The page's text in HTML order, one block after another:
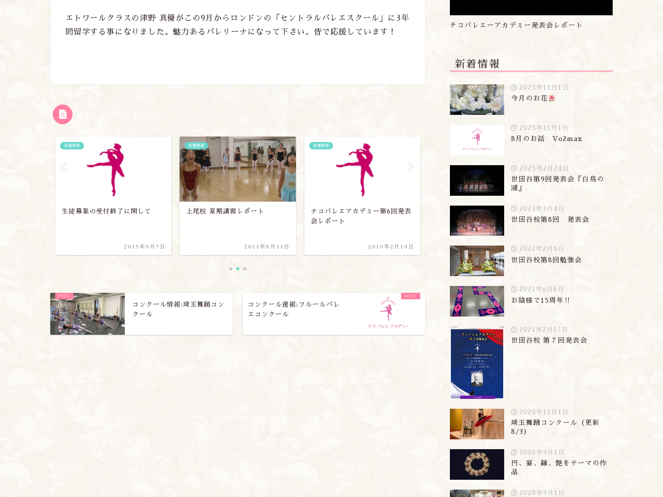
エトワールクラスの津野 真優がこの9月からロンドンの「セントラルバレエスクール」に3年
間留学する事になりました。魅力あるバレリーナになって下さい。皆で応援しています！
新着情報
上尾校 夏期講習レポート
2011年8月31日
新着情報
チコバレエアカデミー第6回発表
2019年2月19日
新着情報
生徒募集の受付終了に関して
2015年9月7日
上尾校 夏期講習レポート
2011年8月31日
チコバレエアカデミー第6回発表
会レポート
コンクール情報:埼玉舞踊コン
クール
コンクール速報:フルールバレ
エコンクール
チコバレエーアカデミー発表会レポート
新着情報
2025年11月1日
今月のお花
2025年11月1日
8月のお話 Vo2max
2025年2月24日
世田谷第9回発表会『白鳥の
湖』
2023年3月4日
世田谷校第8回 発表会
2022年2月8日
世田谷校第8回勉強会
2021年6月6日
お陰様で15周年‼︎
2021年2月17日
世田谷校 第７回発表会
2020年11月1日
埼玉舞踊コンクール（更新
8/3）
2020年9月1日
円、宴、縁、艶をテーマの作
品
2020年9月1日